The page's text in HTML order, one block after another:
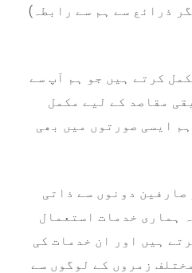
ذرائع سے ہم سے رابطہ)
کرتے ہیں جو ہم آپ سے
مقاصد کے لیے مکمل
ایسی صورتوں میں بھی
دونوں سے ذاتی
ہماری خدمات استعمال
ہیں اور ان خدمات کی
زمروں کے لوگوں سے